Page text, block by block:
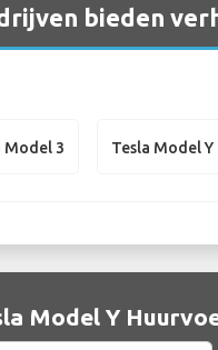
bieden
Model 3 Tesla Model Y
Model Y